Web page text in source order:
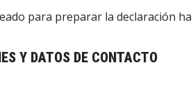
para preparar la declaración
Y DATOS DE CONTACTO